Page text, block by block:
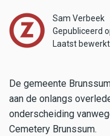
Sam Verbeek
Gepubliceerd
Laatst
De gemeente
aan de onlangs
onderscheiding
Cemetery Brunssum.